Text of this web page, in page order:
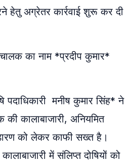
हेतु अग्रेतर कार्रवाई शुरू कर दी
का नाम *प्रदीप कुमार*
मनीष कुमार सिंह* ने
की कालाबाजारी, अनियमित
को लेकर काफी सख्त है।
में संलिप्त दोषियों को